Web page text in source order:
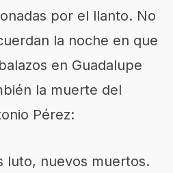
por el llanto. No
la noche en que
en Guadalupe
la muerte del
Pérez:
luto, nuevos muertos.